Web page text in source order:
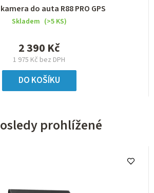
do auta R88 PRO GPS
Skladem (>5 KS)
1 975 Kč bez DPH
2 390 Kč
DO KOŠÍKU
prohlížené